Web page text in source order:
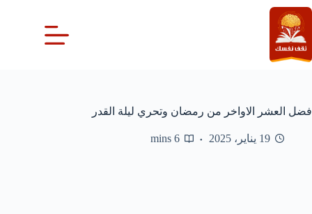
التجاوز
إلى
المحتوى
فضل العشر الاواخر من رمضان وتحري ليلة القدر
19 يناير، 2025 6 mins